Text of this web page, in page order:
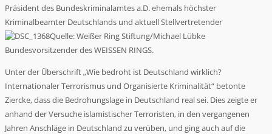
Präsident des Bundeskriminalamtes a.D. ehemals höchster
Kriminalbeamter Deutschlands und aktuell Stellvertretender
Quelle: Weißer Ring Stiftung/Michael Lübke
Bundesvorsitzender des WEISSEN RINGS.
Unter der Überschrift „Wie bedroht ist Deutschland wirklich?
Internationaler Terrorismus und Organisierte Kriminalität“ betonte
Ziercke, dass die Bedrohungslage in Deutschland real sei. Dies zeigte er
anhand der Versuche islamistischer Terroristen, in den vergangenen
Jahren Anschläge in Deutschland zu verüben, und ging auch auf die